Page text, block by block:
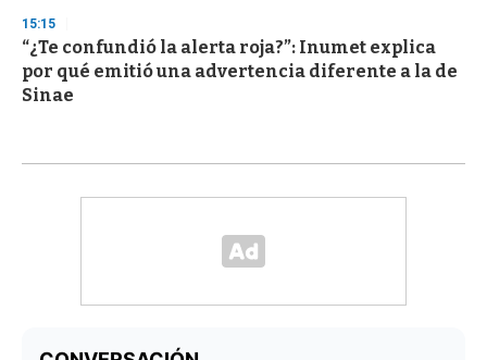
15:15
“¿Te confundió la alerta roja?”: Inumet explica
por qué emitió una advertencia diferente a la de
Sinae